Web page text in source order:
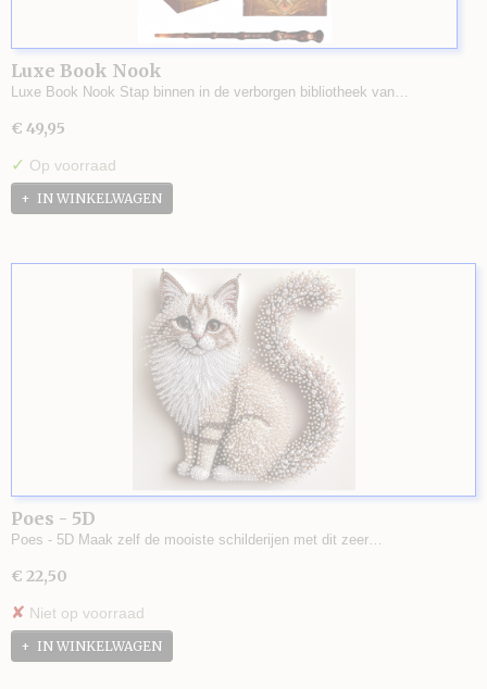
Luxe Book Nook
Luxe Book Nook Stap binnen in de verborgen bibliotheek van…
€ 49,95
✓ Op voorraad
IN WINKELWAGEN
Poes - 5D
Poes - 5D Maak zelf de mooiste schilderijen met dit zeer…
€ 22,50
✘ Niet op voorraad
IN WINKELWAGEN